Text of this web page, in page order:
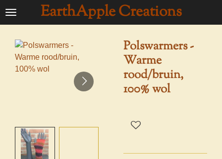
Ga
hoofdinhoud
EarthApple Creations
Polswarmers -
Warme
rood/bruin,
100% wol